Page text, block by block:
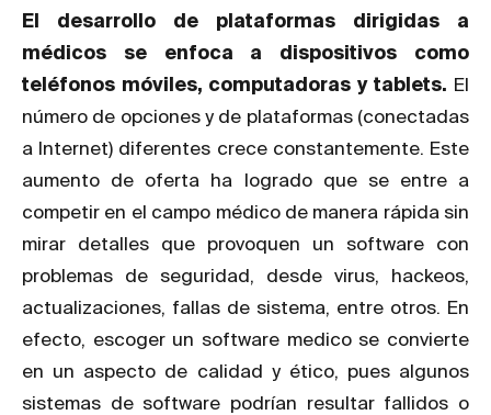
El desarrollo de plataformas dirigidas a
médicos se enfoca a dispositivos como
teléfonos móviles, computadoras y tablets. El
número de opciones y de plataformas (conectadas
a Internet) diferentes crece constantemente. Este
aumento de oferta ha logrado que se entre a
competir en el campo médico de manera rápida sin
mirar detalles que provoquen un software con
problemas de seguridad, desde virus, hackeos,
actualizaciones, fallas de sistema, entre otros. En
efecto, escoger un software medico se convierte
en un aspecto de calidad y ético, pues algunos
sistemas de software podrían resultar fallidos o